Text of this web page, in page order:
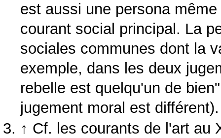
est aussi une persona
courant social principal. La
sociales communes dont la
exemple, dans les deux
rebelle est quelqu'un de
jugement moral est différent).
↑ Cf. les courants de l'art au